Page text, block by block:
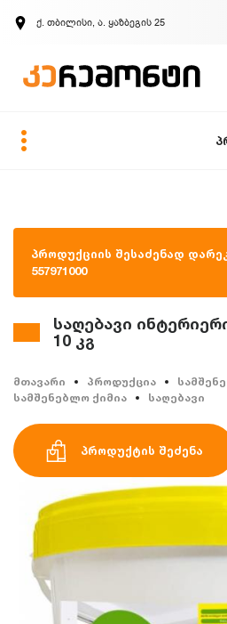
ქ. თბილისი, ა. ყაზბეგის 25
ზარის მოთხოვნა
პროდუქციის შესაძენად
557971000
საღებავი
10 კგ
მთავარი პროდუქცია
სამშენებლო ქიმია
საღებავი
პროდუქტის შეძენა